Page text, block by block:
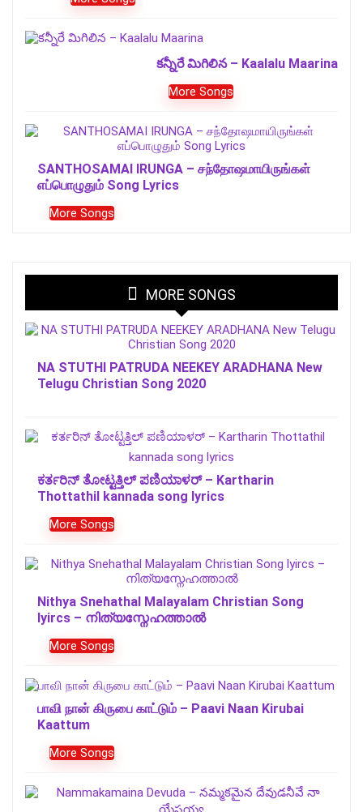
కన్నీరే మిగిలిన – Kaalalu Maarina
More Songs
SANTHOSAMAI IRUNGA – சந்தோஷமாயிருங்கள்
எப்பொழுதும் Song Lyrics
More Songs
MORE SONGS
NA STUTHI PATRUDA NEEKEY ARADHANA New
Telugu Christian Song 2020
ಕರ್ತರಿನ್ ತೋಟ್ಟತ್ತಿಲ್ ಪಣಿಯಾಳರ್ – Kartharin
Thottathil kannada song lyrics
More Songs
Nithya Snehathal Malayalam Christian Song
lyircs – നിത്യസ്നേഹത്താല്‍
More Songs
பாவி நான் கிருபை காட்டும் – Paavi Naan Kirubai
Kaattum
More Songs